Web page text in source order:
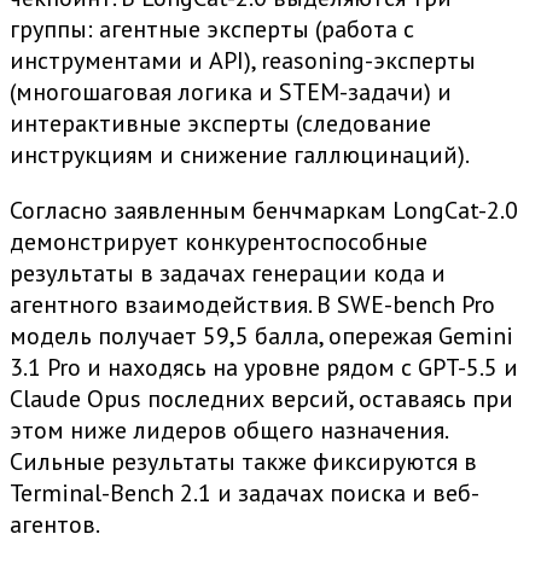
группы: агентные эксперты (работа с
инструментами и API), reasoning-эксперты
(многошаговая логика и STEM-задачи) и
интерактивные эксперты (следование
инструкциям и снижение галлюцинаций).
Согласно заявленным бенчмаркам LongCat-2.0
демонстрирует конкурентоспособные
результаты в задачах генерации кода и
агентного взаимодействия. В SWE-bench Pro
модель получает 59,5 балла, опережая Gemini
3.1 Pro и находясь на уровне рядом с GPT-5.5 и
Claude Opus последних версий, оставаясь при
этом ниже лидеров общего назначения.
Сильные результаты также фиксируются в
Terminal-Bench 2.1 и задачах поиска и веб-
агентов.